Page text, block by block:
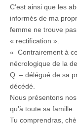
C’est ainsi que les
informés de ma
femme ne trouve
« rectification ».
« Contrairement à
nécrologique de la
Q. – délégué de sa
décédé.
Nous présentons
qu’à toute sa
Tu comprendras,